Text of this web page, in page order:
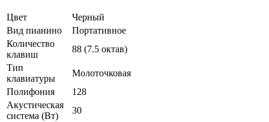
Цвет
Черный
Вид пианино
Портативное
Количество
клавиш
88 (7.5 октав)
Тип
клавиатуры
Молоточковая
Полифония
128
Акустическая
система (Вт)
30